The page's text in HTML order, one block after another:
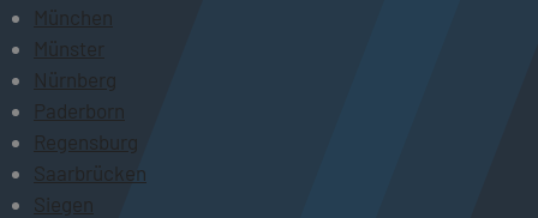
München
Münster
Nürnberg
Paderborn
Regensburg
Saarbrücken
Siegen